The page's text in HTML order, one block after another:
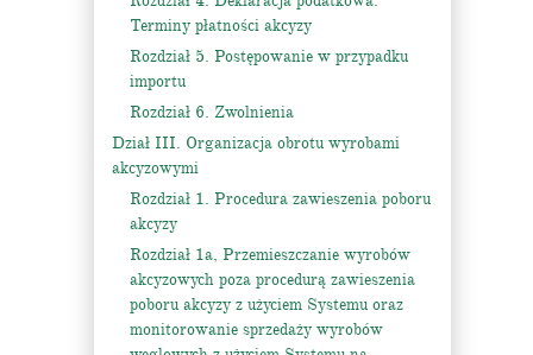
Terminy płatności akcyzy
Rozdział 5. Postępowanie w przypadku
importu
Rozdział 6. Zwolnienia
Dział III. Organizacja obrotu wyrobami
akcyzowymi
Rozdział 1. Procedura zawieszenia poboru
akcyzy
Rozdział 1a, Przemieszczanie wyrobów
akcyzowych poza procedurą zawieszenia
poboru akcyzy z użyciem Systemu oraz
monitorowanie sprzedaży wyrobów